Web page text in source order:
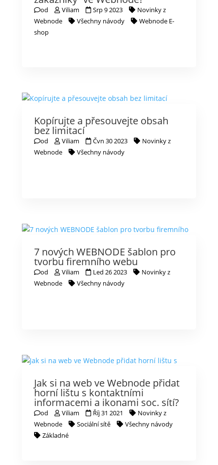
od Viliam Srp 9 2023
Novinky z
Webnode
Všechny návody
Webnode E-
shop
Kopírujte a přesouvejte obsah
bez limitací
od Viliam Čvn 30 2023
Novinky z
Webnode
Všechny návody
7 nových WEBNODE šablon pro
tvorbu firemního webu
od Viliam Led 26 2023
Novinky z
Webnode
Všechny návody
Jak si na web ve Webnode přidat
horní lištu s kontaktními
informacemi a ikonami soc. sítí?
od Viliam Říj 31 2021
Novinky z
Webnode
Sociální sítě
Všechny návody
Základné